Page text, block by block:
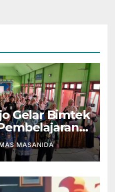
Gelar Bimtek
Deep
MASANIDA